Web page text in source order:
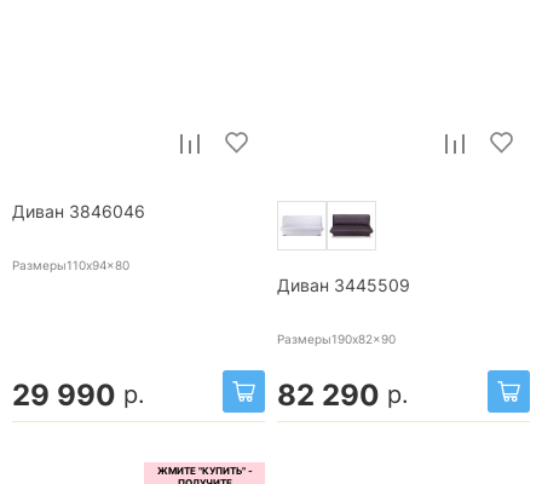
Диван 3846046
Размеры110x94x80
29 990 р.
Диван 3445509
Размеры190x82x90
82 290 р.